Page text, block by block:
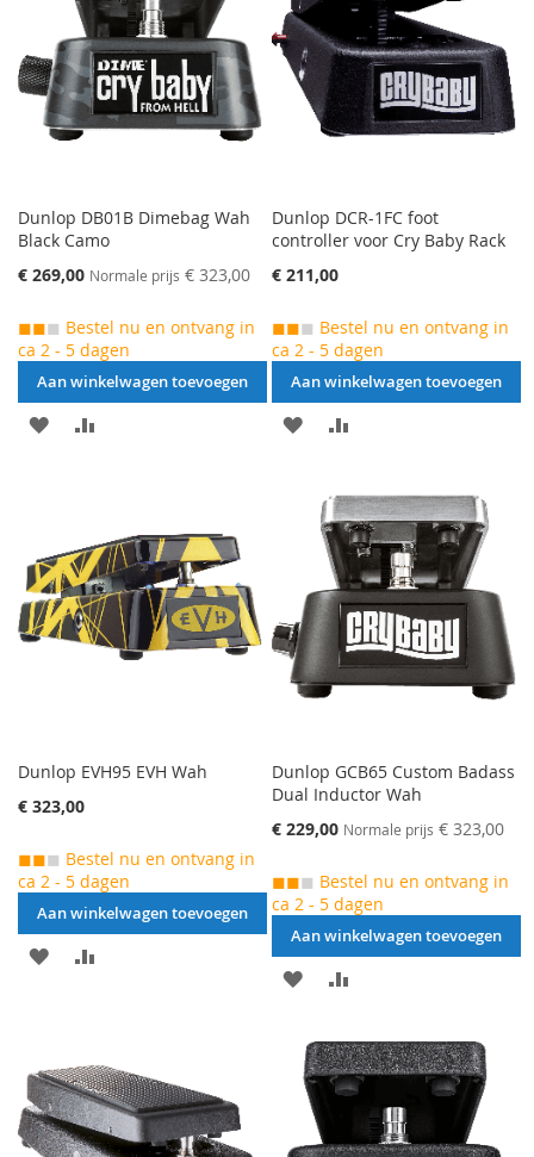
VERGELIJKEN
VERGELIJKEN
Dunlop DB01B Dimebag Wah
Black Camo
Speciale
€ 269,00 Normale prijs € 323,00
◼◼◼ Bestel nu en ontvang in
ca 2 - 5 dagen
Aan winkelwagen toevoegen
AAN
TE
VERGELIJKEN
Dunlop DCR-1FC foot
controller voor Cry Baby Rack
€ 211,00
◼◼◼ Bestel nu en ontvang in
ca 2 - 5 dagen
Aan winkelwagen toevoegen
AAN
TOEVOEGEN
OM
TE
VERGELIJKEN
Dunlop EVH95 EVH Wah
€ 323,00
◼◼◼ Bestel nu en ontvang in
ca 2 - 5 dagen
Aan winkelwagen toevoegen
AAN
TE
VERGELIJKEN
Dunlop GCB65 Custom Badass
Dual Inductor Wah
Speciale
€ 229,00 Normale prijs € 323,00
◼◼◼ Bestel nu en ontvang in
ca 2 - 5 dagen
Aan winkelwagen toevoegen
AAN
TOEVOEGEN
OM
TE
VERGELIJKEN